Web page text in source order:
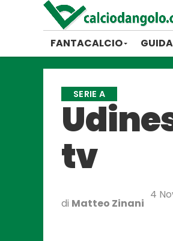
FANTACALCIO
SERIE A
tv
di Matteo Zinani
4